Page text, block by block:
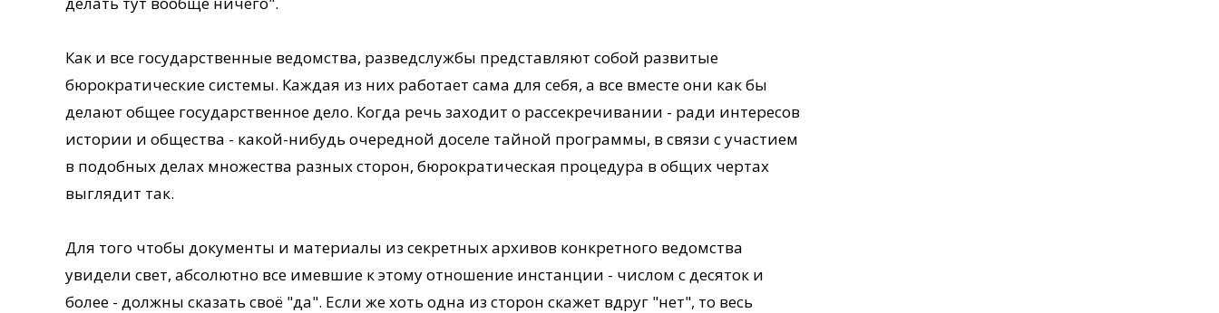
Как и все государственные ведомства, разведслужбы представляют собой развитые
бюрократические системы. Каждая из них работает сама для себя, а все вместе они как бы
делают общее государственное дело. Когда речь заходит о рассекречивании - ради интересов
истории и общества - какой-нибудь очередной доселе тайной программы, в связи с участием
в подобных делах множества разных сторон, бюрократическая процедура в общих чертах
выглядит так.
Для того чтобы документы и материалы из секретных архивов конкретного ведомства
увидели свет, абсолютно все имевшие к этому отношение инстанции - числом с десяток и
более - должны сказать своё "да". Если же хоть одна из сторон скажет вдруг "нет", то весь